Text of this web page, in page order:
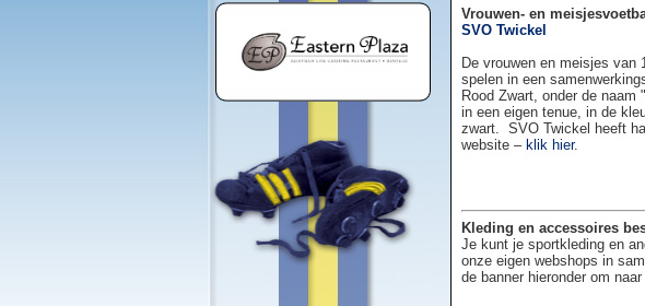
Vrouwen- en
SVO Twickel
De vrouwen en meisjes van
spelen in een
Rood Zwart, onder de naam
in een eigen tenue, in de
zwart. SVO Twickel heeft
website – klik hier.
Kleding en accessoires
Je kunt je sportkleding en
onze eigen webshops in
de banner hieronder om